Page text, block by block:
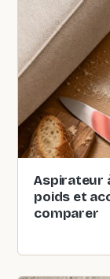
Aspirateur
poids et
comparer